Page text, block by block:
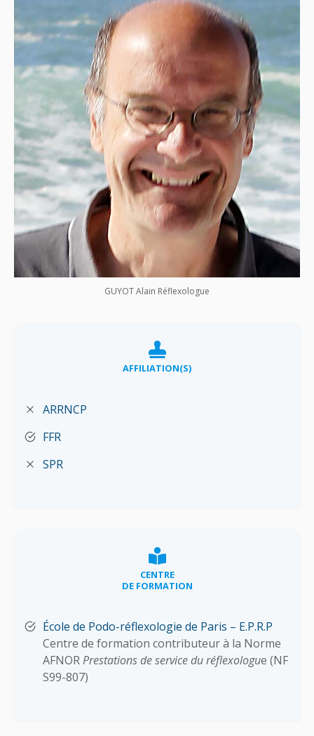
GUYOT Alain Réflexologue
AFFILIATION(S)
ARRNCP
FFR
SPR
CENTRE
DE FORMATION
École de Podo-réflexologie de Paris – E.P.R.P
Centre de formation contributeur à la Norme
AFNORPrestations de service du réflexologue (NF
S99-807)